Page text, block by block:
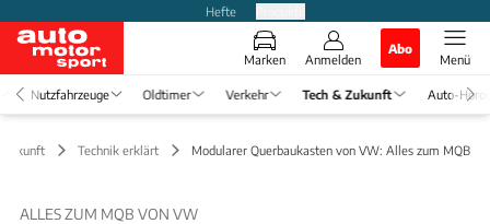
Hefte
Marken Anmelden
Abo
Menü
Nutzfahrzeuge Oldtimer Verkehr Tech & Zukunft Auto-
Zukunft Technik erklärt Modularer Querbaukasten von VW: Alles zum MQB
ALLES ZUM MQB VON VW